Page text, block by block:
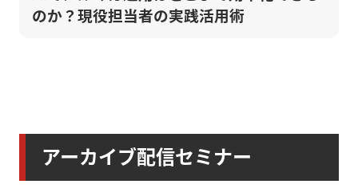
のか？現役担当者の実践活用術
アーカイブ配信セミナー